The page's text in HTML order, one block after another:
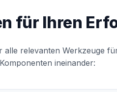
für Ihren
relevanten Werkzeuge
ineinander: